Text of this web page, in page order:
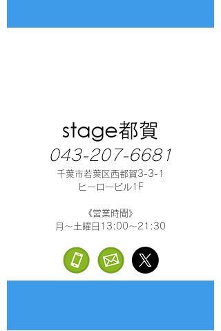
043-207-6681
千葉市若葉区西都賀3-3-1
ヒーロービル1F
《営業時間》
月～土曜日13:00～21:30